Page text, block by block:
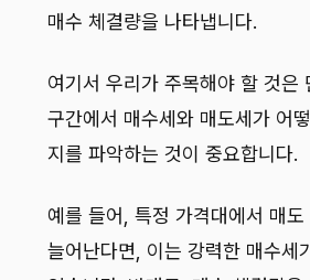
매수 체결량을 나타냅니다.
여기서 우리가 주목해야 할 것은
구간에서 매수세와 매도세가 어
지를 파악하는 것이 중요합니다.
예를 들어, 특정 가격대에서 매
늘어난다면, 이는 강력한 매수세